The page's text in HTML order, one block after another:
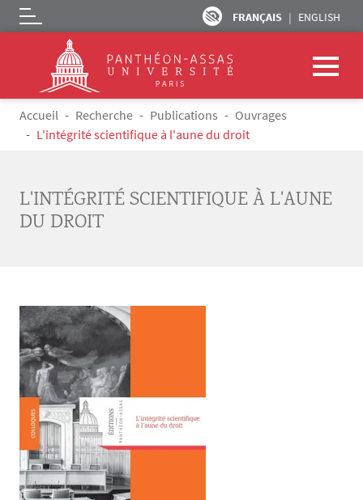
Aller au contenu principal
FRANÇAIS ENGLISH
Logo
Fil d'Ariane
Accueil Recherche Publications
Ouvrages
L'intégrité scientifique à l'aune du droit
L'INTÉGRITÉ SCIENTIFIQUE À L'AUNE
DU DROIT